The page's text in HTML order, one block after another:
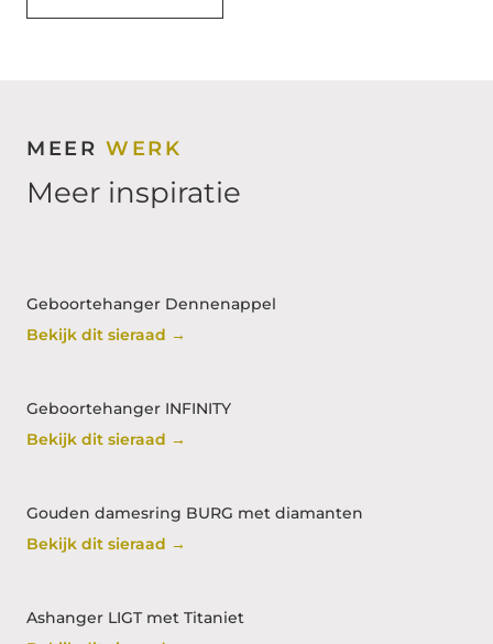
MEERWERK
Meer inspiratie
Geboortehanger Dennenappel
Bekijk dit sieraad →
Geboortehanger INFINITY
Bekijk dit sieraad →
Gouden damesring BURG met diamanten
Bekijk dit sieraad →
Ashanger LIGT met Titaniet